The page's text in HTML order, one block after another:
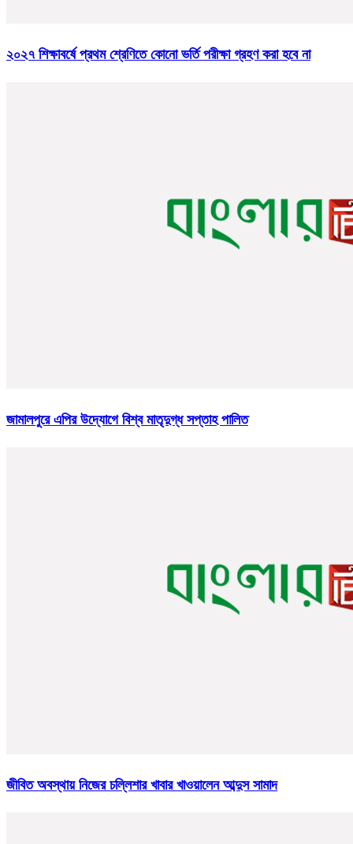
২০২৭ শিক্ষাবর্ষে প্রথম শ্রেণিতে কোনো ভর্তি পরীক্ষা গ্রহণ করা হবে না
জামালপুরে এপির উদ্যোগে বিশ্ব মাতৃদুগ্ধ সপ্তাহ পালিত
জীবিত অবস্থায় নিজের চল্লিশার খাবার খাওয়ালেন আব্দুস সামাদ